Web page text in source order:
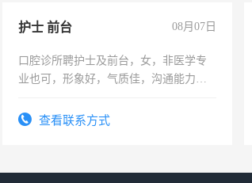
护士 前台 08月07日
口腔诊所聘护士及前台，女，非医学专
业也可，形象好，气质佳，沟通能力
查看联系方式